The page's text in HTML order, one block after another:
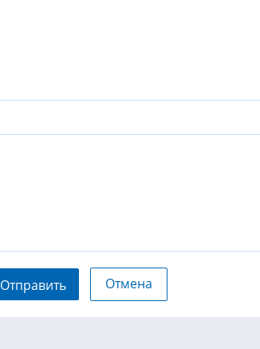
Отправить Отмена